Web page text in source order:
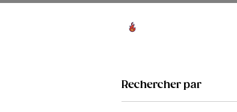
Rechercher par